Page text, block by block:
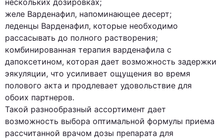
нескольких дозировках;
желе Варденафил, напоминающее десерт;
леденцы Варденафил, которые необходимо
рассасывать до полного растворения;
комбинированная терапия варденафила с
дапоксетином, которая дает возможность задержки
эякуляции, что усиливает ощущения во время
полового акта и продлевает удовольствие для
обоих партнеров.
Такой разнообразный ассортимент дает
возможность выбора оптимальной формулы приема
рассчитанной врачом дозы препарата для